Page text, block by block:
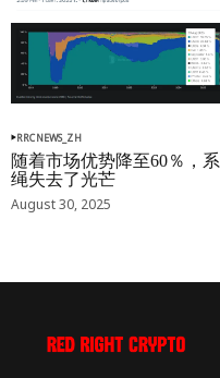
RRCNEWS_ZH
随着市场优势降至60％，系
绳失去了光芒
August 30, 2025